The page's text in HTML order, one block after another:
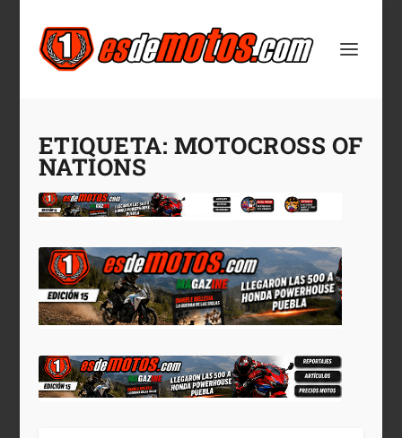
ETIQUETA: MOTOCROSS OF
NATIONS